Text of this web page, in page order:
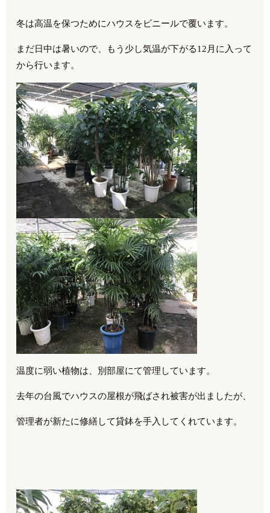
冬は高温を保つためにハウスをビニールで覆います。
まだ日中は暑いので、もう少し気温が下がる12月に入って
から行います。
温度に弱い植物は、別部屋にて管理しています。
去年の台風でハウスの屋根が飛ばされ被害が出ましたが、
管理者が新たに修繕して貸鉢を手入してくれています。